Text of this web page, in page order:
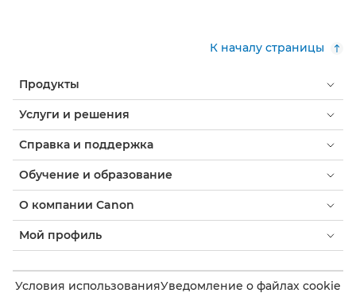
К началу страницы
Продукты
Услуги и решения
Справка и поддержка
Обучение и образование
О компании Canon
Мой профиль
Условия использованияУведомление о файлах cookie